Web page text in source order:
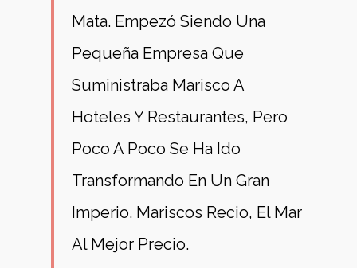
Mata. Empezó Siendo Una
Pequeña Empresa Que
Suministraba Marisco A
Hoteles Y Restaurantes, Pero
Poco A Poco Se Ha Ido
Transformando En Un Gran
Imperio. Mariscos Recio, El Mar
Al Mejor Precio.